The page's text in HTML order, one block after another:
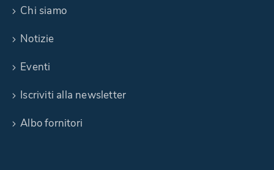
Chi siamo
Notizie
Eventi
Iscriviti alla newsletter
Albo fornitori